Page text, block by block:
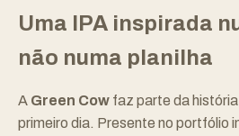
Uma IPA inspirada
não numa planilha
A Green Cow faz parte da
primeiro dia. Presente no portfólio